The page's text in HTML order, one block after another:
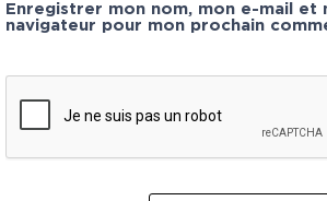
Enregistrer mon nom, mon e-mail et
navigateur pour mon prochain